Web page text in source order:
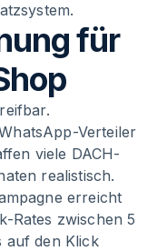
für
Verteiler
viele DACH-
realistisch.
erreicht
Rates zwischen 5
auf den Klick